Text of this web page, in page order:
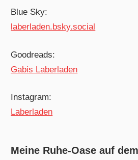
Blue Sky:
laberladen.bsky.social
Goodreads:
Gabis Laberladen
Instagram:
Laberladen
Meine Ruhe-Oase auf